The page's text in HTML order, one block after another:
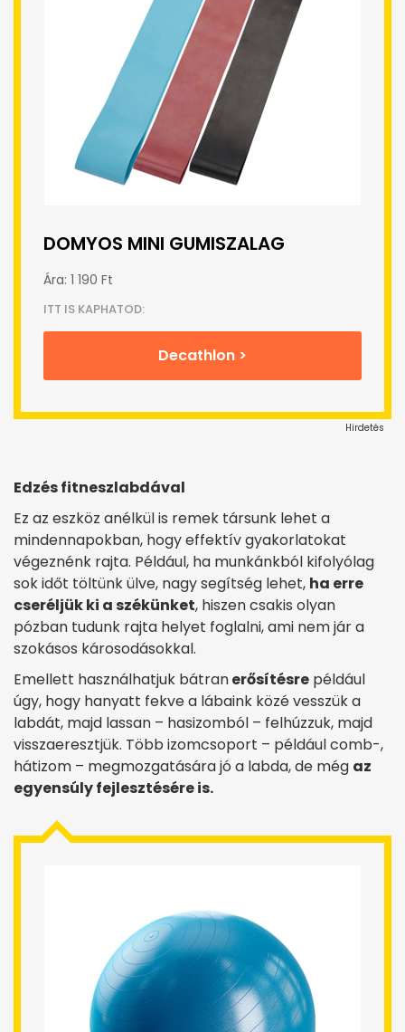
DOMYOS MINI GUMISZALAG
Ára: 1 190 Ft
ITT IS KAPHATOD:
Decathlon >
Hirdetés
Edzés fitneszlabdával
Ez az eszköz anélkül is remek társunk lehet a
mindennapokban, hogy effektív gyakorlatokat
végeznénk rajta. Például, ha munkánkból kifolyólag
sok időt töltünk ülve, nagy segítség lehet, ha erre
cseréljük ki a székünket, hiszen csakis olyan
pózban tudunk rajta helyet foglalni, ami nem jár a
szokásos károsodásokkal.
Emellett használhatjuk bátranerősítésre például
úgy, hogy hanyatt fekve a lábaink közé vesszük a
labdát, majd lassan – hasizomból – felhúzzuk, majd
visszaeresztjük. Több izomcsoport – például comb-,
hátizom – megmozgatására jó a labda, de még az
egyensúly fejlesztésére is.